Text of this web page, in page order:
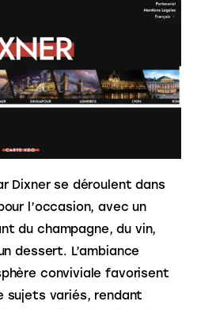
Dixner se déroulent dans
l’occasion, avec un
du champagne, du vin,
dessert. L’ambiance
conviviale favorisent
sujets variés, rendant